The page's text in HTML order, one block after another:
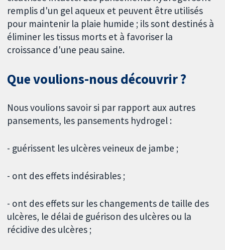
remplis d'un gel aqueux et peuvent être utilisés
pour maintenir la plaie humide ; ils sont destinés à
éliminer les tissus morts et à favoriser la
croissance d'une peau saine.
Que voulions-nous découvrir ?
Nous voulions savoir si par rapport aux autres
pansements, les pansements hydrogel :
- guérissent les ulcères veineux de jambe ;
- ont des effets indésirables ;
- ont des effets sur les changements de taille des
ulcères, le délai de guérison des ulcères ou la
récidive des ulcères ;